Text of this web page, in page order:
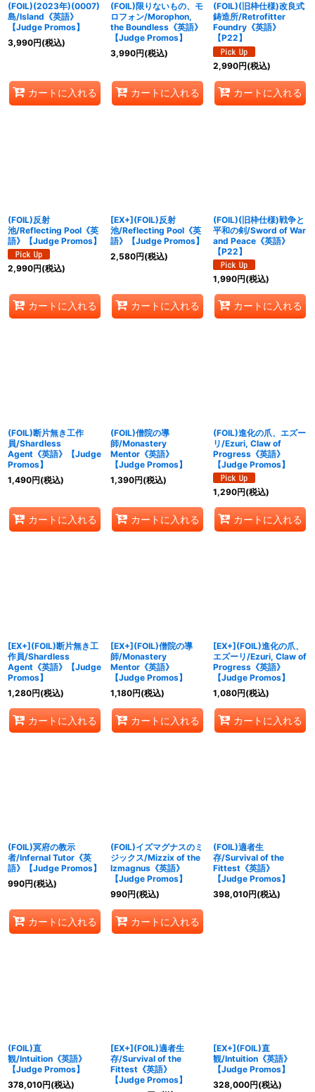
(FOIL)(2023年)(0007)
島/Island《英語》
【Judge Promos】
3,990円(税込)
カートに入れる
(FOIL)限りないもの、モ
ロフォン/Morophon,
the Boundless《英語》
【Judge Promos】
3,990円(税込)
カートに入れる
(FOIL)(旧枠仕様)改良式
鋳造所/Retrofitter
Foundry《英語》
【P22】
2,990円(税込)
カートに入れる
(FOIL)反射
池/Reflecting Pool《英
語》【Judge Promos】
2,990円(税込)
カートに入れる
[EX+](FOIL)反射
池/Reflecting Pool《英
語》【Judge Promos】
2,580円(税込)
カートに入れる
(FOIL)(旧枠仕様)戦争と
平和の剣/Sword of War
and Peace《英語》
【P22】
1,990円(税込)
カートに入れる
(FOIL)断片無き工作
員/Shardless
Agent《英語》【Judge
Promos】
1,490円(税込)
カートに入れる
(FOIL)僧院の導
師/Monastery
Mentor《英語》
【Judge Promos】
1,390円(税込)
カートに入れる
(FOIL)進化の爪、エズー
リ/Ezuri, Claw of
Progress《英語》
【Judge Promos】
1,290円(税込)
カートに入れる
[EX+](FOIL)断片無き工
作員/Shardless
Agent《英語》【Judge
Promos】
1,280円(税込)
カートに入れる
[EX+](FOIL)僧院の導
師/Monastery
Mentor《英語》
【Judge Promos】
1,180円(税込)
カートに入れる
[EX+](FOIL)進化の爪、
エズーリ/Ezuri, Claw of
Progress《英語》
【Judge Promos】
1,080円(税込)
カートに入れる
(FOIL)冥府の教示
者/Infernal Tutor《英
語》【Judge Promos】
990円(税込)
カートに入れる
(FOIL)イズマグナスのミ
ジックス/Mizzix of the
Izmagnus《英語》
【Judge Promos】
990円(税込)
カートに入れる
(FOIL)適者生
存/Survival of the
Fittest《英語》
【Judge Promos】
398,010円(税込)
(FOIL)直
観/Intuition《英語》
【Judge Promos】
378,010円(税込)
[EX+](FOIL)適者生
存/Survival of the
Fittest《英語》
【Judge Promos】
[EX+](FOIL)直
観/Intuition《英語》
【Judge Promos】
328,000円(税込)